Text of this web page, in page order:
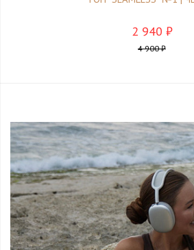
2 940 ₽
4 900 ₽